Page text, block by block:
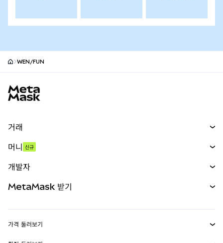
WEN/FUN
거래
무기한 선물
실물자산
머니 신규
개발자
MetaMask 받기
가격 둘러보기